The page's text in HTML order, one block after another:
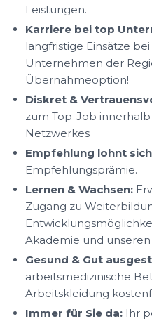
Leistungen.
Karriere bei top
langfristige Einsätze
Unternehmen der
Übernahmeoption!
Diskret &
zum Top-Job
Netzwerkes
Empfehlung lohnt
Empfehlungsprämie.
Lernen & Wachsen:
Zugang zu
Akademie und
Gesund & Gut
arbeitsmedizinische
Arbeitskleidung
Immer für Sie da: Ihr